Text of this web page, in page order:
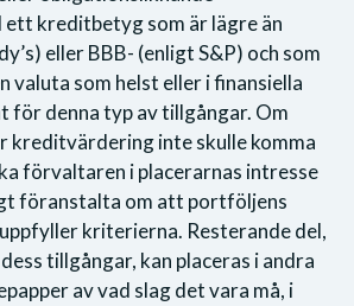
ett kreditbetyg som är lägre än
eller BBB- (enligt S&P) och som
valuta som helst eller i finansiella
för denna typ av tillgångar. Om
kreditvärdering inte skulle komma
förvaltaren i placerarnas intresse
föranstalta om att portföljens
kriterierna. Resterande del,
tillgångar, kan placeras i andra
av vad slag det vara må, i